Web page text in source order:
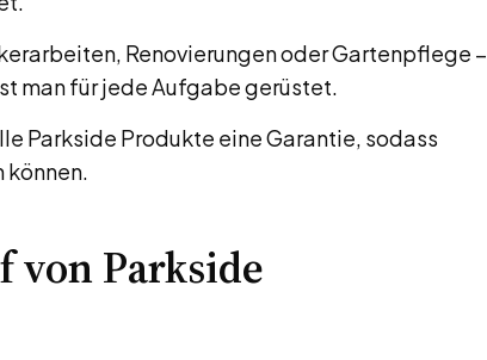
Renovierungen oder Gartenpflege –
man für jede Aufgabe gerüstet.
Parkside Produkte eine Garantie, sodass
können.
von Parkside